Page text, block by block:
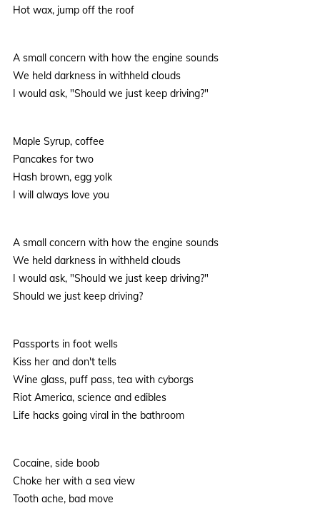
Hot wax, jump off the roof
A small concern with how the engine sounds
We held darkness in withheld clouds
I would ask, "Should we just keep driving?"
Maple Syrup, coffee
Pancakes for two
Hash brown, egg yolk
I will always love you
A small concern with how the engine sounds
We held darkness in withheld clouds
I would ask, "Should we just keep driving?"
Should we just keep driving?
Passports in foot wells
Kiss her and don't tells
Wine glass, puff pass, tea with cyborgs
Riot America, science and edibles
Life hacks going viral in the bathroom
Cocaine, side boob
Choke her with a sea view
Tooth ache, bad move